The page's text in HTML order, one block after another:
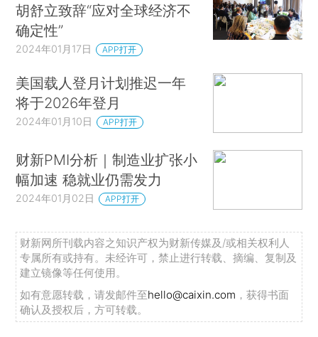
胡舒立致辞“应对全球经济不
确定性”
2024年01月17日 APP打开
美国载人登月计划推迟一年
将于2026年登月
2024年01月10日 APP打开
财新PMI分析｜制造业扩张小
幅加速 稳就业仍需发力
2024年01月02日 APP打开
财新网所刊载内容之知识产权为财新传媒及/或相关权利人
专属所有或持有。未经许可，禁止进行转载、摘编、复制及
建立镜像等任何使用。
如有意愿转载，请发邮件至hello@caixin.com ，获得书面
确认及授权后，方可转载。